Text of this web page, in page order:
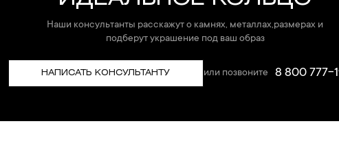
Наши консультанты расскажут о камнях, металлах,размерах и
подберут украшение под ваш образ
НАПИСАТЬ КОНСУЛЬТАНТУ или позвоните 8 800 777-